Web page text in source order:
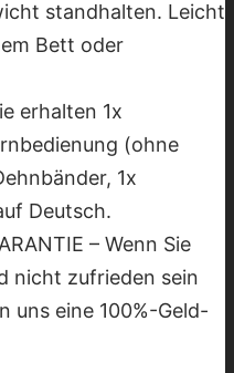
standhalten. Leicht
Bett oder
erhalten 1x
(ohne
1x
Deutsch.
– Wenn Sie
nicht zufrieden sein
uns eine 100%-Geld-